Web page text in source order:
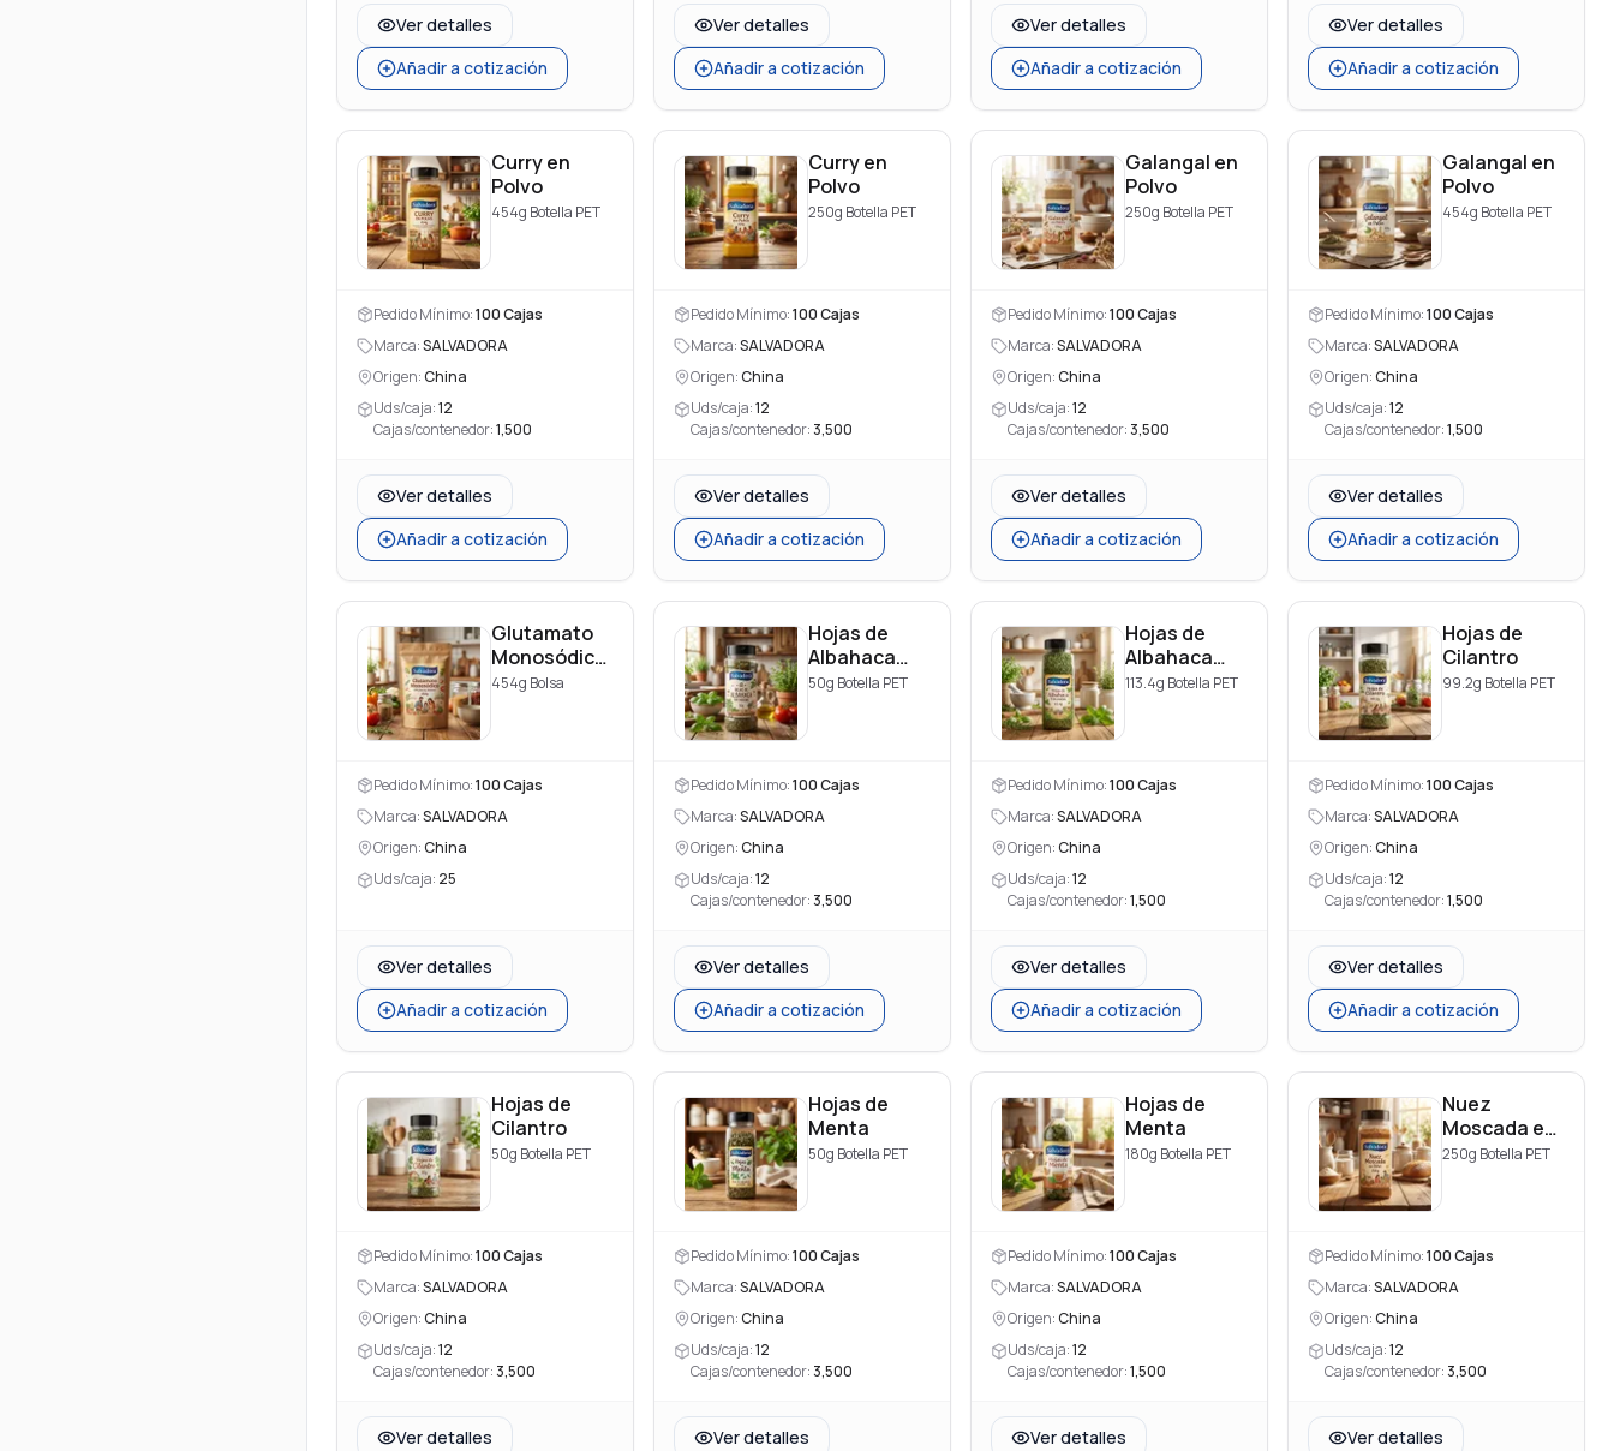
Ver detalles
Añadir a cotización
Ver detalles
Añadir a cotización
Ver detalles
Añadir a cotización
Ver detalles
Añadir a cotización
Curry en
Polvo
454g Botella PET
Pedido Mínimo:100Cajas
Marca:SALVADORA
Origen:China
Uds/caja:12
Cajas/contenedor:1,500
Ver detalles
Añadir a cotización
Curry en
Polvo
250g Botella PET
Pedido Mínimo:100Cajas
Marca:SALVADORA
Origen:China
Uds/caja:12
Cajas/contenedor:3,500
Ver detalles
Añadir a cotización
Galangal en
Polvo
250g Botella PET
Pedido Mínimo:100Cajas
Marca:SALVADORA
Origen:China
Uds/caja:12
Cajas/contenedor:3,500
Ver detalles
Añadir a cotización
Galangal en
Polvo
454g Botella PET
Pedido Mínimo:100Cajas
Marca:SALVADORA
Origen:China
Uds/caja:12
Cajas/contenedor:1,500
Ver detalles
Añadir a cotización
Glutamato
Monosódico
(99%
454g Bolsa
Pedido Mínimo:100Cajas
Marca:SALVADORA
Origen:China
Uds/caja: 25
Ver detalles
Añadir a cotización
Hojas de
Albahaca
Trituradas
50g Botella PET
Pedido Mínimo:100Cajas
Marca:SALVADORA
Origen:China
Uds/caja:12
Cajas/contenedor:3,500
Ver detalles
Añadir a cotización
Hojas de
Albahaca
Trituradas
113.4g Botella PET
Pedido Mínimo:100Cajas
Marca:SALVADORA
Origen:China
Uds/caja:12
Cajas/contenedor:1,500
Ver detalles
Añadir a cotización
Hojas de
Cilantro
99.2g Botella PET
Pedido Mínimo:100Cajas
Marca:SALVADORA
Origen:China
Uds/caja:12
Cajas/contenedor:1,500
Ver detalles
Añadir a cotización
Hojas de
Cilantro
50g Botella PET
Pedido Mínimo:100Cajas
Marca:SALVADORA
Origen:China
Uds/caja:12
Cajas/contenedor:3,500
Ver detalles
Hojas de
Menta
50g Botella PET
Pedido Mínimo:100Cajas
Marca:SALVADORA
Origen:China
Uds/caja:12
Cajas/contenedor:3,500
Ver detalles
Hojas de
Menta
180g Botella PET
Pedido Mínimo:100Cajas
Marca:SALVADORA
Origen:China
Uds/caja:12
Cajas/contenedor:1,500
Ver detalles
Nuez
Moscada en
Polvo
250g Botella PET
Pedido Mínimo:100Cajas
Marca:SALVADORA
Origen:China
Uds/caja:12
Cajas/contenedor:3,500
Ver detalles